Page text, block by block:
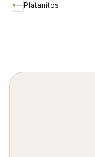
Platanitos